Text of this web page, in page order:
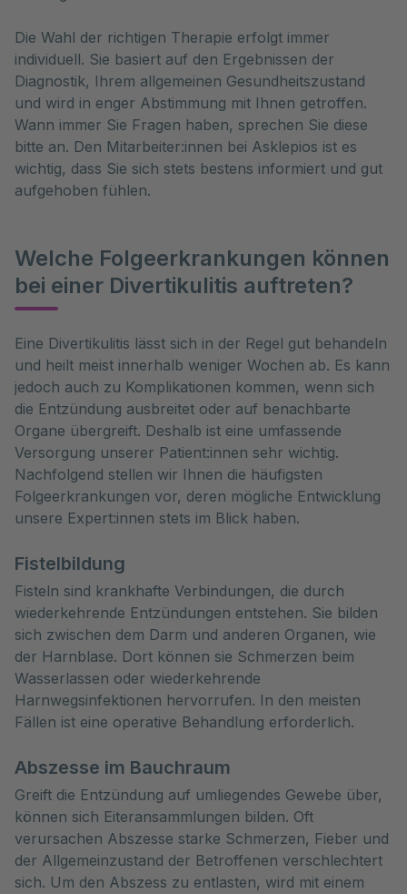
Die Wahl der richtigen Therapie erfolgt immer
individuell. Sie basiert auf den Ergebnissen der
Diagnostik, Ihrem allgemeinen Gesundheitszustand
und wird in enger Abstimmung mit Ihnen getroffen.
Wann immer Sie Fragen haben, sprechen Sie diese
bitte an. Den Mitarbeiter:innen bei Asklepios ist es
wichtig, dass Sie sich stets bestens informiert und gut
aufgehoben fühlen.
Welche Folgeerkrankungen können
bei einer Divertikulitis auftreten?
Eine Divertikulitis lässt sich in der Regel gut behandeln
und heilt meist innerhalb weniger Wochen ab. Es kann
jedoch auch zu Komplikationen kommen, wenn sich
die Entzündung ausbreitet oder auf benachbarte
Organe übergreift. Deshalb ist eine umfassende
Versorgung unserer Patient:innen sehr wichtig.
Nachfolgend stellen wir Ihnen die häufigsten
Folgeerkrankungen vor, deren mögliche Entwicklung
unsere Expert:innen stets im Blick haben.
Fistelbildung
Fisteln sind krankhafte Verbindungen, die durch
wiederkehrende Entzündungen entstehen. Sie bilden
sich zwischen dem Darm und anderen Organen, wie
der Harnblase. Dort können sie Schmerzen beim
Wasserlassen oder wiederkehrende
Harnwegsinfektionen hervorrufen. In den meisten
Fällen ist eine operative Behandlung erforderlich.
Abszesse im Bauchraum
Greift die Entzündung auf umliegendes Gewebe über,
können sich Eiteransammlungen bilden. Oft
verursachen Abszesse starke Schmerzen, Fieber und
der Allgemeinzustand der Betroffenen verschlechtert
sich. Um den Abszess zu entlasten, wird mit einem